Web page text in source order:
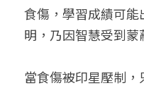
食傷，學習成績可
明，乃因智慧受到蒙
當食傷被印星壓制